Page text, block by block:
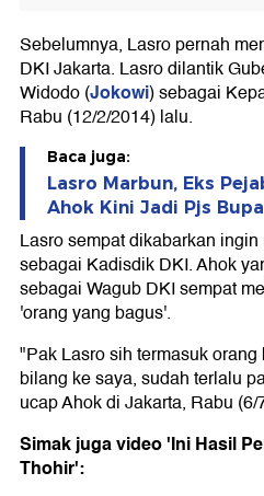
Sebelumnya, Lasro pernah
DKI Jakarta. Lasro dilantik
Widodo (Jokowi) sebagai
Rabu (12/2/2014) lalu.
Baca juga:
Lasro Marbun, Eks
Ahok Kini Jadi Pjs
Lasro sempat dikabarkan
sebagai Kadisdik DKI. Ahok
sebagai Wagub DKI sempat
'orang yang bagus'.
"Pak Lasro sih termasuk
bilang ke saya, sudah terlalu
ucap Ahok di Jakarta, Rabu (6/
Simak juga video 'Ini Hasil
Thohir':